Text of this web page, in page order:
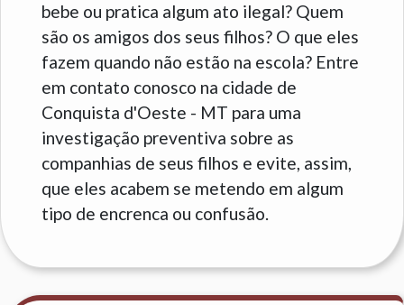
bebe ou pratica algum ato ilegal? Quem
são os amigos dos seus filhos? O que eles
fazem quando não estão na escola? Entre
em contato conosco na cidade de
Conquista d'Oeste - MT para uma
investigação preventiva sobre as
companhias de seus filhos e evite, assim,
que eles acabem se metendo em algum
tipo de encrenca ou confusão.